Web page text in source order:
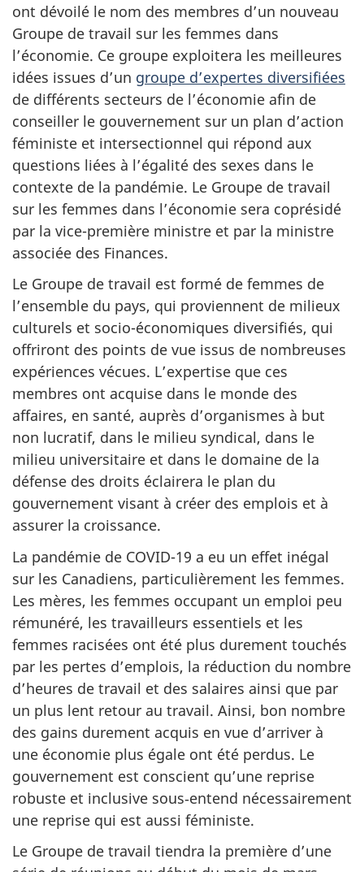
ont dévoilé le nom des membres d’un nouveau
Groupe de travail sur les femmes dans
l’économie. Ce groupe exploitera les meilleures
idées issues d’un groupe d’expertes diversifiées
de différents secteurs de l’économie afin de
conseiller le gouvernement sur un plan d’action
féministe et intersectionnel qui répond aux
questions liées à l’égalité des sexes dans le
contexte de la pandémie. Le Groupe de travail
sur les femmes dans l’économie sera coprésidé
par la vice-première ministre et par la ministre
associée des Finances.
Le Groupe de travail est formé de femmes de
l’ensemble du pays, qui proviennent de milieux
culturels et socio-économiques diversifiés, qui
offriront des points de vue issus de nombreuses
expériences vécues. L’expertise que ces
membres ont acquise dans le monde des
affaires, en santé, auprès d’organismes à but
non lucratif, dans le milieu syndical, dans le
milieu universitaire et dans le domaine de la
défense des droits éclairera le plan du
gouvernement visant à créer des emplois et à
assurer la croissance.
La pandémie de COVID-19 a eu un effet inégal
sur les Canadiens, particulièrement les femmes.
Les mères, les femmes occupant un emploi peu
rémunéré, les travailleurs essentiels et les
femmes racisées ont été plus durement touchés
par les pertes d’emplois, la réduction du nombre
d’heures de travail et des salaires ainsi que par
un plus lent retour au travail. Ainsi, bon nombre
des gains durement acquis en vue d’arriver à
une économie plus égale ont été perdus. Le
gouvernement est conscient qu’une reprise
robuste et inclusive sous‑entend nécessairement
une reprise qui est aussi féministe.
Le Groupe de travail tiendra la première d’une